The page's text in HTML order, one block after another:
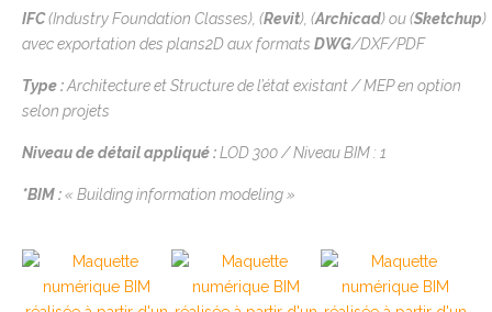
IFC(IndustryFoundation Classes), (Revit), (Archicad)ou(Sketchup)
avec exportation des plans2D aux formats DWG/DXF/PDF
Type:Architecture et Structure de l’état existant/ MEP en option
selon projets
Niveau de détail appliqué:LOD 300/Niveau BIM : 1
*BIM :« Building information modeling »